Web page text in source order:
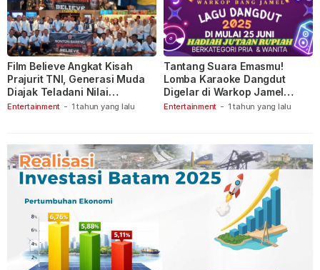
Entertainment - 1 tahun yang lalu
Film Believe Angkat Kisah
Prajurit TNI, Generasi Muda
Diajak Teladani Nilai
Keberanian
Entertainment - 1 tahun yang lalu
Tantang Suara Emasmu!
Lomba Karaoke Dangdut
Digelar di Warkop Jamel
Ganet